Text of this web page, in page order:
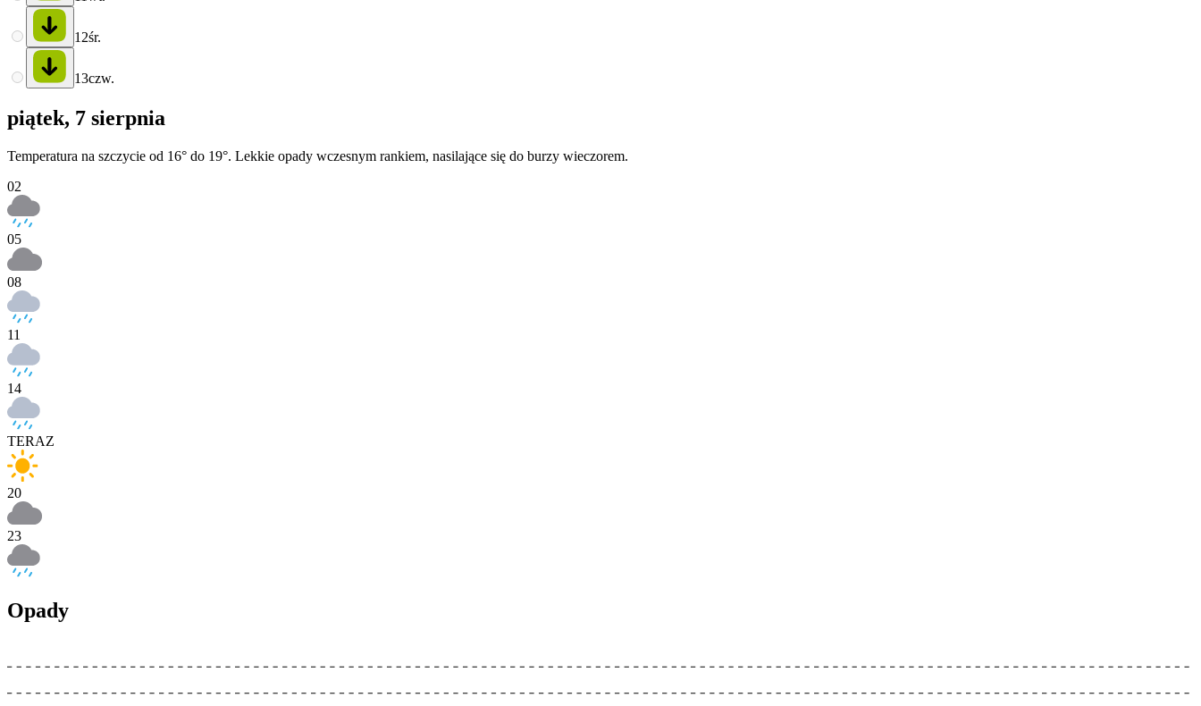
12śr.
13czw.
piątek, 7 sierpnia
Temperatura na szczycie od 16° do 19°. Lekkie opady wczesnym rankiem, nasilające się do burzy wieczorem.
02
05
08
11
14
TERAZ
20
23
Opady